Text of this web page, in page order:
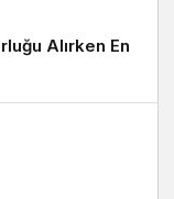
Alırken En